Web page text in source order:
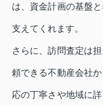
は、資金計画の基盤
支えてくれます。
さらに、訪問査定は
頼できる不動産会社
応の丁寧さや地域に